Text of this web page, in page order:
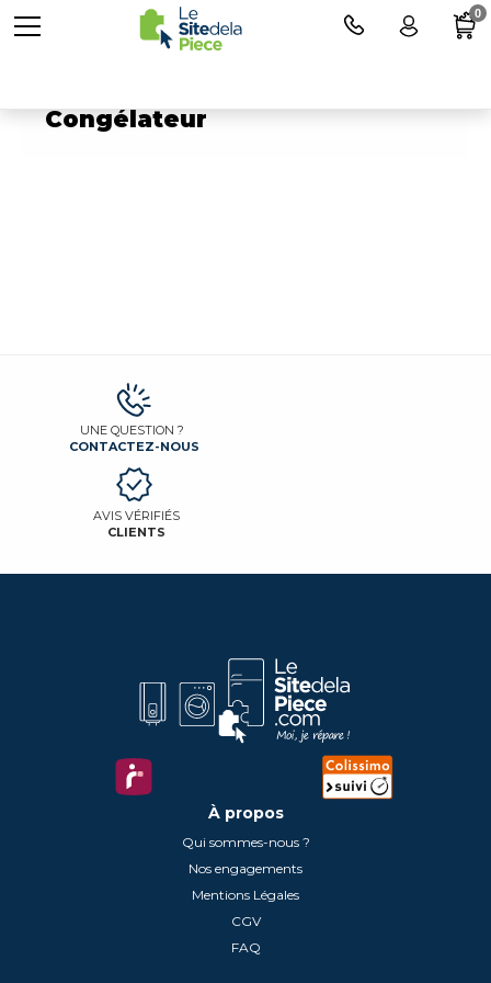
Congélateur
UNE QUESTION ?
CONTACTEZ-NOUS
AVIS VÉRIFIÉS
CLIENTS
À propos
Qui sommes-nous ?
Nos engagements
Mentions Légales
CGV
FAQ
0